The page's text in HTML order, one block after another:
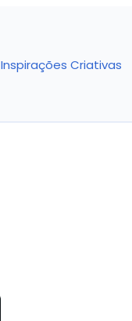
Inspirações Criativas